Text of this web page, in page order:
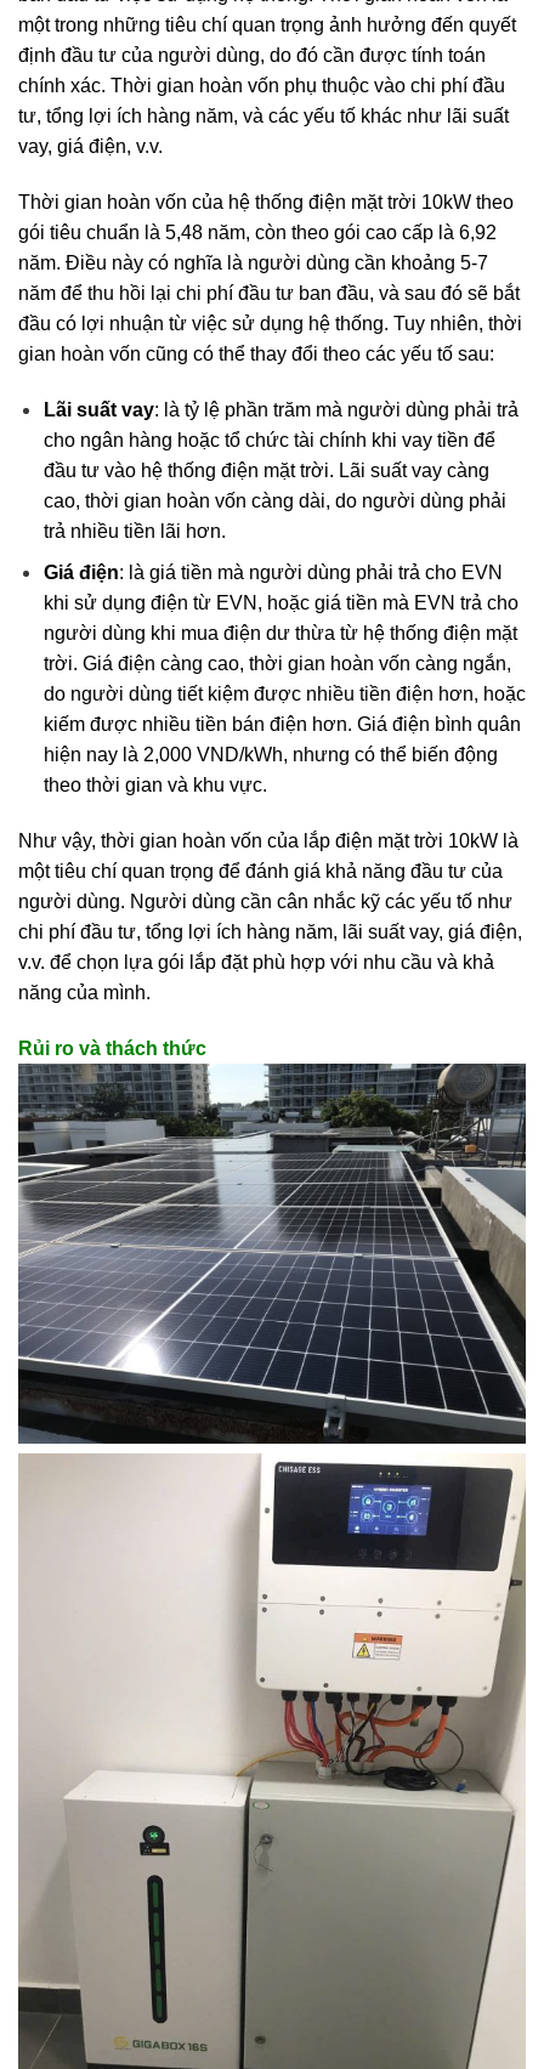
một trong những tiêu chí quan trọng ảnh hưởng đến quyết
định đầu tư của người dùng, do đó cần được tính toán
chính xác. Thời gian hoàn vốn phụ thuộc vào chi phí đầu
tư, tổng lợi ích hàng năm, và các yếu tố khác như lãi suất
vay, giá điện, v.v.
Thời gian hoàn vốn của hệ thống điện mặt trời 10kW theo
gói tiêu chuẩn là 5,48 năm, còn theo gói cao cấp là 6,92
năm. Điều này có nghĩa là người dùng cần khoảng 5-7
năm để thu hồi lại chi phí đầu tư ban đầu, và sau đó sẽ bắt
đầu có lợi nhuận từ việc sử dụng hệ thống. Tuy nhiên, thời
gian hoàn vốn cũng có thể thay đổi theo các yếu tố sau:
Lãi suất vay: là tỷ lệ phần trăm mà người dùng phải trả
cho ngân hàng hoặc tổ chức tài chính khi vay tiền để
đầu tư vào hệ thống điện mặt trời. Lãi suất vay càng
cao, thời gian hoàn vốn càng dài, do người dùng phải
trả nhiều tiền lãi hơn.
Giá điện: là giá tiền mà người dùng phải trả cho EVN
khi sử dụng điện từ EVN, hoặc giá tiền mà EVN trả cho
người dùng khi mua điện dư thừa từ hệ thống điện mặt
trời. Giá điện càng cao, thời gian hoàn vốn càng ngắn,
do người dùng tiết kiệm được nhiều tiền điện hơn, hoặc
kiếm được nhiều tiền bán điện hơn. Giá điện bình quân
hiện nay là 2,000 VND/kWh, nhưng có thể biến động
theo thời gian và khu vực.
Như vậy, thời gian hoàn vốn của lắp điện mặt trời 10kW là
một tiêu chí quan trọng để đánh giá khả năng đầu tư của
người dùng. Người dùng cần cân nhắc kỹ các yếu tố như
chi phí đầu tư, tổng lợi ích hàng năm, lãi suất vay, giá điện,
v.v. để chọn lựa gói lắp đặt phù hợp với nhu cầu và khả
năng của mình.
Rủi ro và thách thức